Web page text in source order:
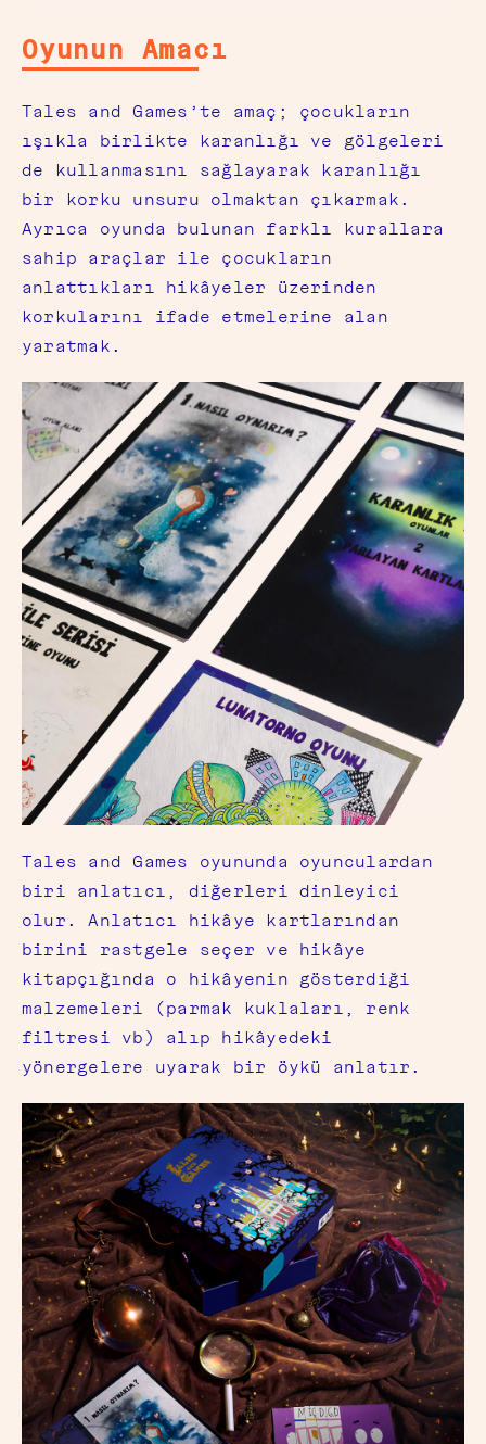
Oyunun Amacı
Tales and Games’te amaç; çocukların
ışıkla birlikte karanlığı ve gölgeleri
de kullanmasını sağlayarak karanlığı
bir korku unsuru olmaktan çıkarmak.
Ayrıca oyunda bulunan farklı kurallara
sahip araçlar ile çocukların
anlattıkları hikâyeler üzerinden
korkularını ifade etmelerine alan
yaratmak.
Tales and Games oyununda oyunculardan
biri anlatıcı, diğerleri dinleyici
olur. Anlatıcı hikâye kartlarından
birini rastgele seçer ve hikâye
kitapçığında o hikâyenin gösterdiği
malzemeleri (parmak kuklaları, renk
filtresi vb) alıp hikâyedeki
yönergelere uyarak bir öykü anlatır.